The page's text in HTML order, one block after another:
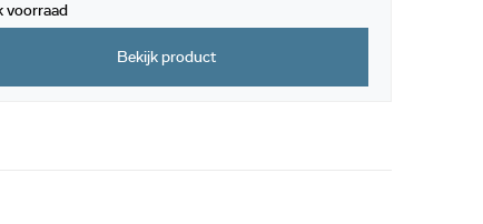
voorraad
Bekijk product